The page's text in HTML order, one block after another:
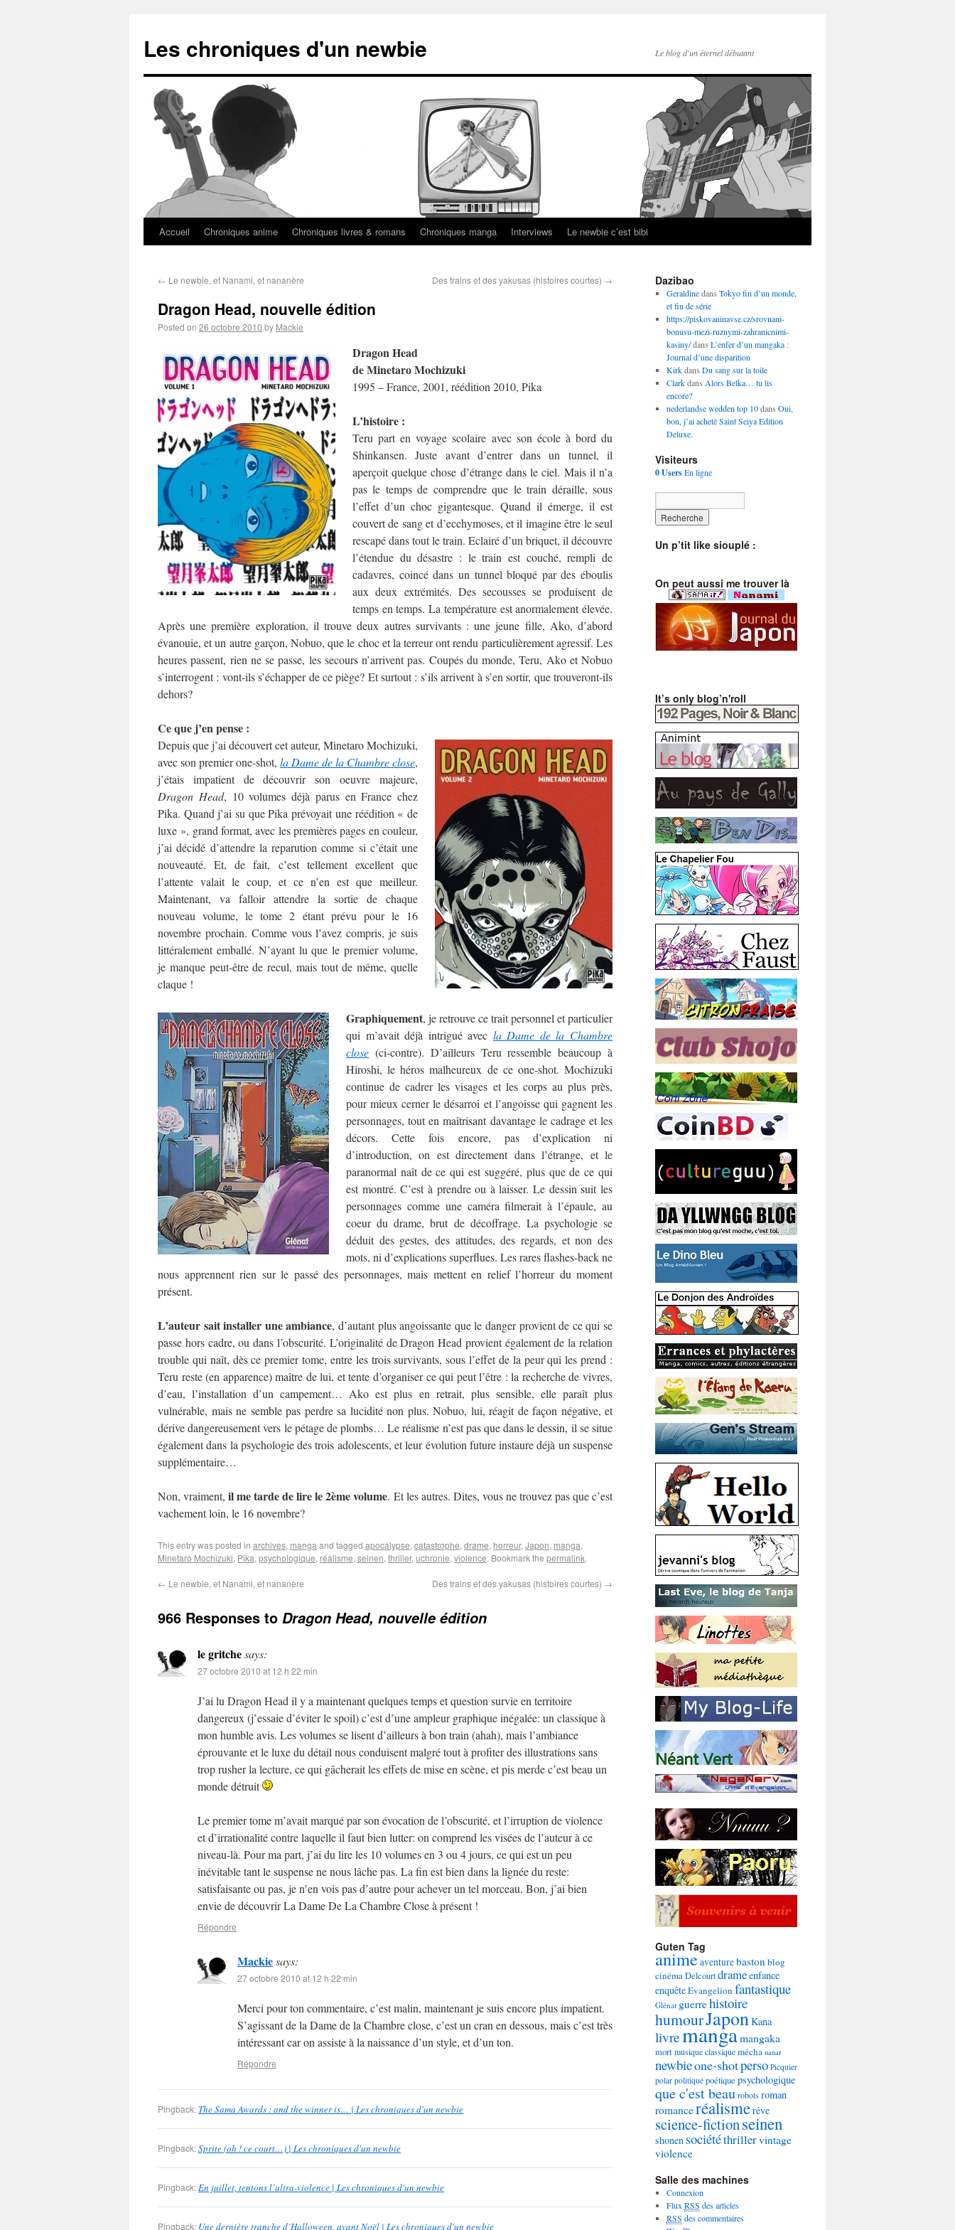
Les chroniques d'un newbie Le blog d'un éternel débutant
Accueil Chroniques anime Chroniques livres & romans Chroniques manga Interviews Le newbie c’est bibi
← Le newbie, et Nanami, et nananère Des trains et des yakusas (histoires courtes) →
Dragon Head, nouvelle édition
Posted on 26 octobre 2010 by Mackie
Dragon Head
de Minetaro Mochizuki
1995 – France, 2001, réédition 2010, Pika
L’histoire :
Teru part en voyage scolaire avec son école à bord du
Shinkansen. Juste avant d’entrer dans un tunnel, il
aperçoit quelque chose d’étrange dans le ciel. Mais il n’a
pas le temps de comprendre que le train déraille, sous
l’effet d’un choc gigantesque. Quand il émerge, il est
couvert de sang et d’ecchymoses, et il imagine être le seul
rescapé dans tout le train. Eclairé d’un briquet, il découvre
l’étendue du désastre : le train est couché, rempli de
cadavres, coincé dans un tunnel bloqué par des éboulis
aux deux extrémités. Des secousses se produisent de
temps en temps. La température est anormalement élevée.
Après une première exploration, il trouve deux autres survivants : une jeune fille, Ako, d’abord
évanouie, et un autre garçon, Nobuo, que le choc et la terreur ont rendu particulièrement agressif. Les
heures passent, rien ne se passe, les secours n’arrivent pas. Coupés du monde, Teru, Ako et Nobuo
s’interrogent : vont-ils s’échapper de ce piège? Et surtout : s’ils arrivent à s’en sortir, que trouveront-ils
dehors?
Ce que j’en pense :
Depuis que j’ai découvert cet auteur, Minetaro Mochizuki,
avec son premier one-shot, la Dame de la Chambre close,
j’étais impatient de découvrir son oeuvre majeure,
Dragon Head, 10 volumes déjà parus en France chez
Pika. Quand j’ai su que Pika prévoyait une réédition « de
luxe », grand format, avec les premières pages en couleur,
j’ai décidé d’attendre la reparution comme si c’était une
nouveauté. Et, de fait, c’est tellement excellent que
l’attente valait le coup, et ce n’en est que meilleur.
Maintenant, va falloir attendre la sortie de chaque
nouveau volume, le tome 2 étant prévu pour le 16
novembre prochain. Comme vous l’avez compris, je suis
littéralement emballé. N’ayant lu que le premier volume,
je manque peut-être de recul, mais tout de même, quelle
claque !
Graphiquement, je retrouve ce trait personnel et particulier
qui m’avait déjà intrigué avec la Dame de la Chambre
close (ci-contre). D’ailleurs Teru ressemble beaucoup à
Hiroshi, le héros malheureux de ce one-shot. Mochizuki
continue de cadrer les visages et les corps au plus près,
pour mieux cerner le désarroi et l’angoisse qui gagnent les
personnages, tout en maîtrisant davantage le cadrage et les
décors. Cette fois encore, pas d’explication ni
d’introduction, on est directement dans l’étrange, et le
paranormal naît de ce qui est suggéré, plus que de ce qui
est montré. C’est à prendre ou à laisser. Le dessin suit les
personnages comme une caméra filmerait à l’épaule, au
coeur du drame, brut de décoffrage. La psychologie se
déduit des gestes, des attitudes, des regards, et non des
mots, ni d’explications superflues. Les rares flashes-back ne
nous apprennent rien sur le passé des personnages, mais mettent en relief l’horreur du moment
présent.
L’auteur sait installer une ambiance, d’autant plus angoissante que le danger provient de ce qui se
passe hors cadre, ou dans l’obscurité. L’originalité de Dragon Head provient également de la relation
trouble qui naît, dès ce premier tome, entre les trois survivants, sous l’effet de la peur qui les prend :
Teru reste (en apparence) maître de lui, et tente d’organiser ce qui peut l’être : la recherche de vivres,
d’eau, l’installation d’un campement… Ako est plus en retrait, plus sensible, elle paraît plus
vulnérable, mais ne semble pas perdre sa lucidité non plus. Nobuo, lui, réagit de façon négative, et
dérive dangereusement vers le pétage de plombs… Le réalisme n’est pas que dans le dessin, il se situe
également dans la psychologie des trois adolescents, et leur évolution future instaure déjà un suspense
supplémentaire…
Non, vraiment,il me tarde de lire le 2ème volume. Et les autres. Dites, vous ne trouvez pas que c’est
vachement loin, le 16 novembre?
This entry was posted in archives, manga and tagged apocalypse, catastrophe, drame, horreur, Japon, manga,
Minetaro Mochizuki, Pika, psychologique, réalisme, seinen, thriller, uchronie, violence. Bookmark the permalink.
← Le newbie, et Nanami, et nananère Des trains et des yakusas (histoires courtes) →
966 Responses to Dragon Head, nouvelle édition
le gritchesays:
27 octobre 2010 at 12 h 22 min
J’ai lu Dragon Head il y a maintenant quelques temps et question survie en territoire
dangereux (j’essaie d’éviter le spoil) c’est d’une ampleur graphique inégalée: un classique à
mon humble avis. Les volumes se lisent d’ailleurs à bon train (ahah), mais l’ambiance
éprouvante et le luxe du détail nous conduisent malgré tout à profiter des illustrations sans
trop rusher la lecture, ce qui gâcherait les effets de mise en scène, et pis merde c’est beau un
monde détruit
Le premier tome m’avait marqué par son évocation de l’obscurité, et l’irruption de violence
et d’irrationalité contre laquelle il faut bien lutter: on comprend les visées de l’auteur à ce
niveau-là. Pour ma part, j’ai du lire les 10 volumes en 3 ou 4 jours, ce qui est un peu
inévitable tant le suspense ne nous lâche pas. La fin est bien dans la lignée du reste:
satisfaisante ou pas, je n’en vois pas d’autre pour achever un tel morceau. Bon, j’ai bien
envie de découvrir La Dame De La Chambre Close à présent !
Répondre
Mackiesays:
27 octobre 2010 at 12 h 22 min
Merci pour ton commentaire, c’est malin, maintenant je suis encore plus impatient.
S’agissant de la Dame de la Chambre close, c’est un cran en dessous, mais c’est très
intéressant car on assiste à la naissance d’un style, et d’un ton.
Répondre
Pingback: The Sama Awards : and the winner is… | Les chroniques d'un newbie
Pingback:Sprite (oh ! ce court…) | Les chroniques d'un newbie
Pingback:En juillet, tentons l’ultra-violence | Les chroniques d'un newbie
Pingback: Une dernière tranche d’Halloween, avant Noël | Les chroniques d'un newbie
Dazibao
Geraldinedans Tokyo fin d’un monde,
et fin de série
https://piskovaninavse.cz/srovnani-
bonusu-mezi-ruznymi-zahranicnimi-
kasiny/dans L’enfer d’un mangaka :
Journal d’une disparition
Kirkdans Du sang sur la toile
Clarkdans Alors Belka… tu lis
encore?
nederlandse wedden top 10dans Oui,
bon, j’ai acheté Saint Seiya Edition
Deluxe.
Visiteurs
0 UsersEn ligne
Un p’tit like siouplé :
On peut aussi me trouver là
It’s only blog’n'roll
Guten Tag
animeaventurebaston blog
cinémaDelcourtdrameenfance
enquêteEvangelion fantastique
Glénat guerrehistoire
humourJapon Kana
livremangamangaka
mortmusique classiquemécha nanar
newbieone-shotperso Picquier
polar politique poétique psychologique
que c'est beaurobotsroman
romanceréalismerêve
science-fictionseinen
shonen sociététhrillervintage
violence
Salle des machines
Connexion
Flux RSS des articles
RSS des commentaires